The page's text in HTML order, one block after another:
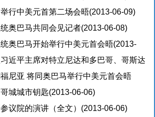
行中美元首第二场会晤(2013-06-09)
奥巴马共同会见记者(2013-06-08)
奥巴马开始举行中美元首会晤(2013-
近平主席对特立尼达和多巴哥、哥斯达
国事访问(2013-06-07)
尼亚 将同奥巴马举行中美元首会晤
城城市钥匙(2013-06-06)
议院的演讲（全文） (2013-06-06)